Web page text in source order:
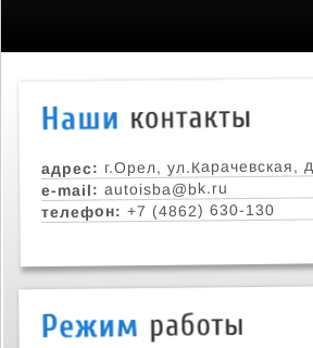
адрес: г.Орел, ул.Карачевская,
e-mail: autoisba@bk.ru
телефон: +7 (4862) 630-130